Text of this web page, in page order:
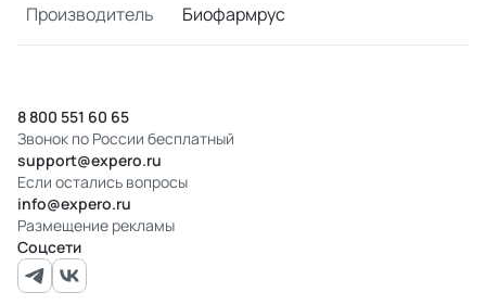
Производитель Биофармрус
8 800 551 60 65
Звонок по России бесплатный
support@expero.ru
Если остались вопросы
info@expero.ru
Размещение рекламы
Соцсети